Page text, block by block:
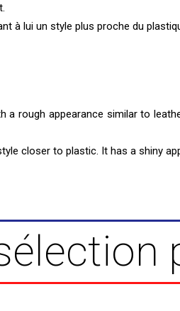
à lui un style plus proche du
rough appearance similar to
closer to plastic. It has a shiny